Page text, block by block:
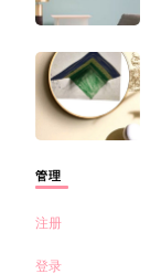
管理
注册
登录